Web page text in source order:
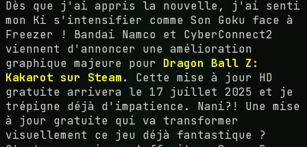
Dès que j'ai appris la nouvelle, j'ai senti
mon Ki s'intensifier comme Son Goku face à
Freezer ! Bandai Namco et CyberConnect2
viennent d'annoncer une amélioration
graphique majeure pour Dragon Ball Z:
Kakarot sur Steam. Cette mise à jour HD
gratuite arrivera le 17 juillet 2025 et je
trépigne déjà d'impatience. Nani?! Une mise
à jour gratuite qui va transformer
visuellement ce jeu déjà fantastique ?